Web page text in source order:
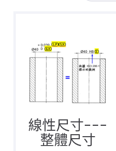
線性尺寸---
整體尺寸